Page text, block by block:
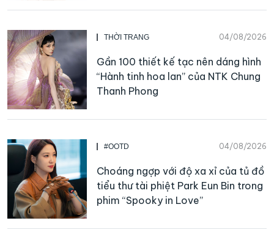
THỜI TRANG 04/08/2026
Gần 100 thiết kế tạc nên dáng hình
“Hành tinh hoa lan” của NTK Chung
Thanh Phong
#OOTD 04/08/2026
Choáng ngợp với độ xa xỉ của tủ đồ
tiểu thư tài phiệt Park Eun Bin trong
phim “Spooky in Love”